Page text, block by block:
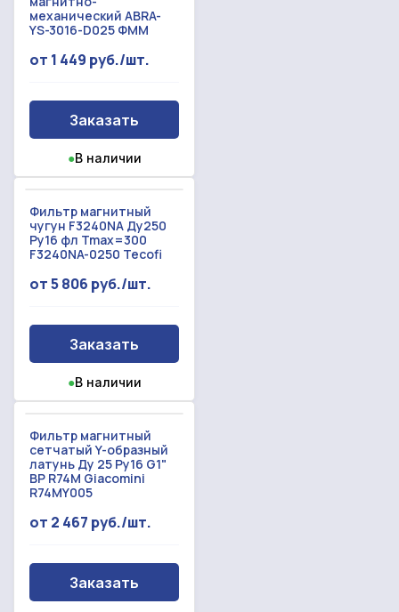
механический ABRA-
YS-3016-D025 ФММ
от 1 449 руб./шт.
Заказать
●В наличии
Фильтр магнитный
чугун F3240NA Ду250
Ру16 фл Tmax=300
F3240NA-0250 Tecofi
от 5 806 руб./шт.
Заказать
●В наличии
Фильтр магнитный
сетчатый Y-образный
латунь Ду 25 Ру16 G1"
ВР R74M Giacomini
R74MY005
от 2 467 руб./шт.
Заказать